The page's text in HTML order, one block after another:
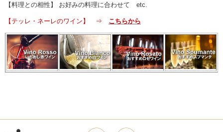
【料理との相性】 お好みの料理に合わせて etc.
【テッレ・ネーレのワイン】 ⇒ こちらから